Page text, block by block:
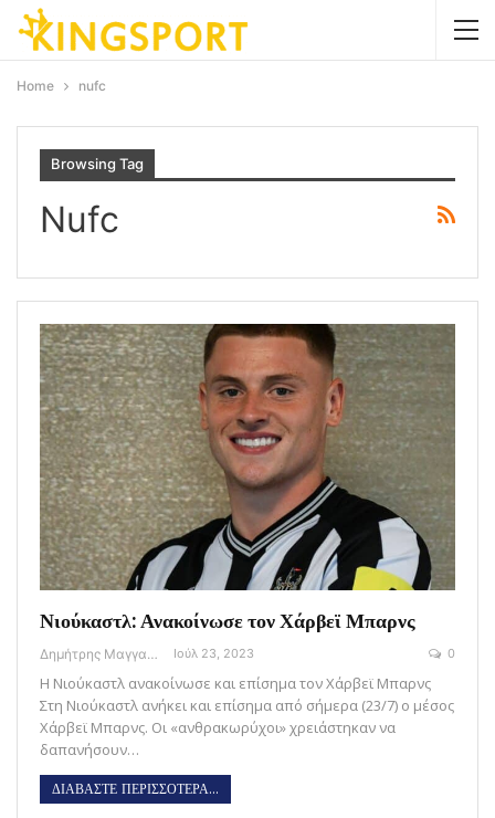
Home nufc
Browsing Tag
Nufc
Νιούκαστλ: Ανακοίνωσε τον Χάρβεϊ Μπαρνς
Δημήτρης Μαγγανάρης Ιούλ 23, 2023 0
Η Νιούκαστλ ανακοίνωσε και επίσημα τον Χάρβεϊ Μπαρνς
Στη Νιούκαστλ ανήκει και επίσημα από σήμερα (23/7) ο μέσος
Χάρβεϊ Μπαρνς. Οι «ανθρακωρύχοι» χρειάστηκαν να
δαπανήσουν…
ΔΙΑΒΑΣΤΕ ΠΕΡΙΣΣΟΤΕΡΑ...